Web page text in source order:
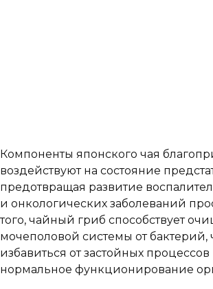
Компоненты японского чая
воздействуют на состояние
предотвращая развитие
и онкологических заболеваний
того, чайный гриб способствует
мочеполовой системы от бактерий,
избавиться от застойных
нормальное функционирование